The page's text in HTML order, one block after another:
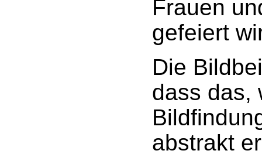
Frauen
gefeiert
Die
dass das,
abstrakt